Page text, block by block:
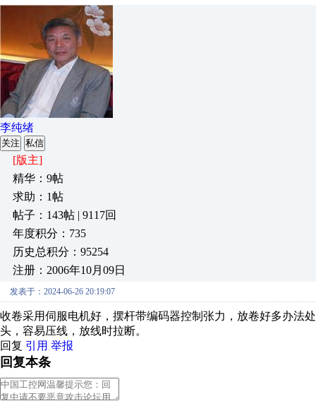
李纯绪
关注 私信
[版主]
精华：9帖
求助：1帖
帖子：143帖 | 9117回
年度积分：735
历史总积分：95254
注册：2006年10月09日
发表于：2024-06-26 20:19:07
收卷采用伺服电机好，摆杆带编码器控制张力，放卷好多办法
头，容易压线，放线时拉断。
回复 引用 举报
回复本条